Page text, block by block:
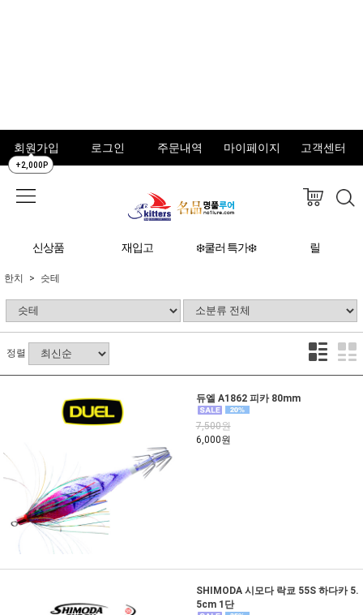
회원가입
+2,000P
로그인 주문내역 마이페이지 고객센터
신상품 재입고 ❄️쿨러 특가❄️ 릴
한치 슷테
정렬
듀엘 A1862 피카 80mm
7,500원
6,000원
SHIMODA 시모다 락쿄 55S 하다카 5.
5cm 1단